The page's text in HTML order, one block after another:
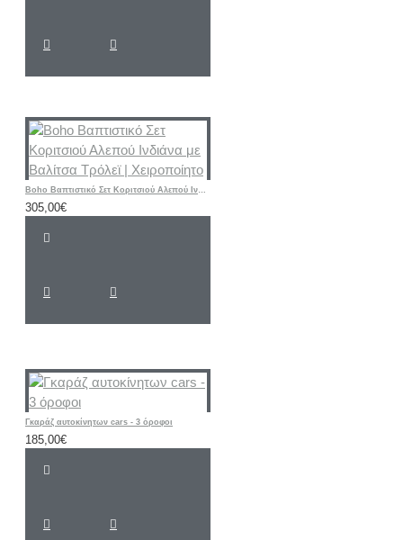
Boho Βαπτιστικό Σετ Κοριτσιού Αλεπού Ινδιάνα με Βαλίτσα Τρόλεϊ | Χειροποίητο
305,00€
Γκαράζ αυτοκίνητων cars - 3 όροφοι
185,00€